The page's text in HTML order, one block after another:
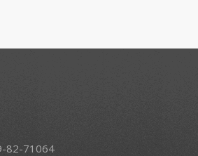
82-71064